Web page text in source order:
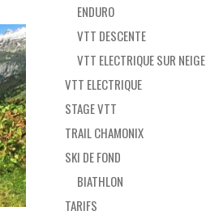
ENDURO
VTT DESCENTE
VTT ELECTRIQUE SUR NEIGE
VTT ELECTRIQUE
STAGE VTT
TRAIL CHAMONIX
SKI DE FOND
BIATHLON
TARIFS